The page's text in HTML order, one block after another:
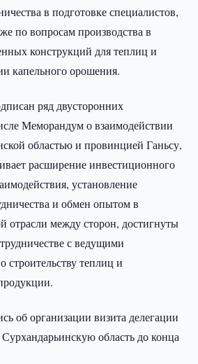
в подготовке специалистов,
по вопросам производства в
конструкций для теплиц и
капельного орошения.
ряд двусторонних
Меморандум о взаимодействии
областью и провинцией Ганьсу,
расширение инвестиционного
установление
и обмен опытом в
отрасли между сторон, достигнуты
с ведущими
теплиц и
об организации визита делегации
область до конца